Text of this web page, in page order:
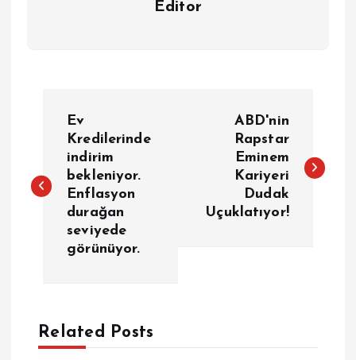
Editor
z
z
Ev
Kredilerinde
indirim
bekleniyor.
Enflasyon
durağan
seviyede
görünüyor.
ABD'nin
Rapstar
Eminem
Kariyeri
Dudak
Uçuklatıyor!
Related Posts